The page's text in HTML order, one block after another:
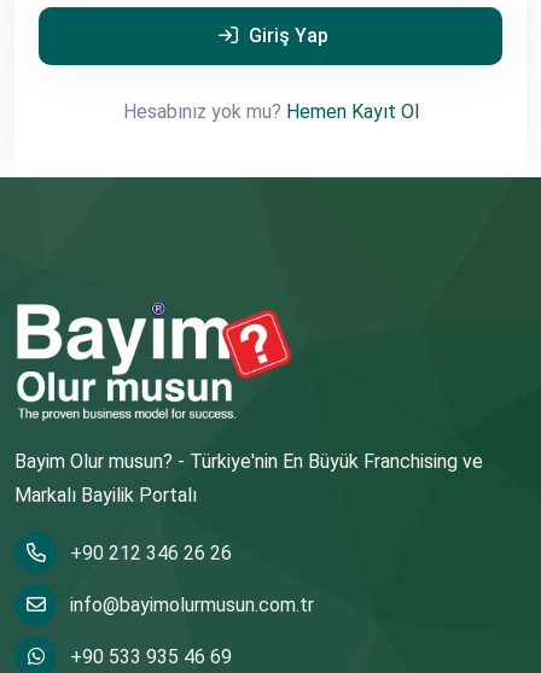
Giriş Yap
Hesabınız yok mu? Hemen Kayıt Ol
Bayim Olur musun? - Türkiye'nin En Büyük Franchising ve
Markalı Bayilik Portalı
+90 212 346 26 26
info@bayimolurmusun.com.tr
+90 533 935 46 69